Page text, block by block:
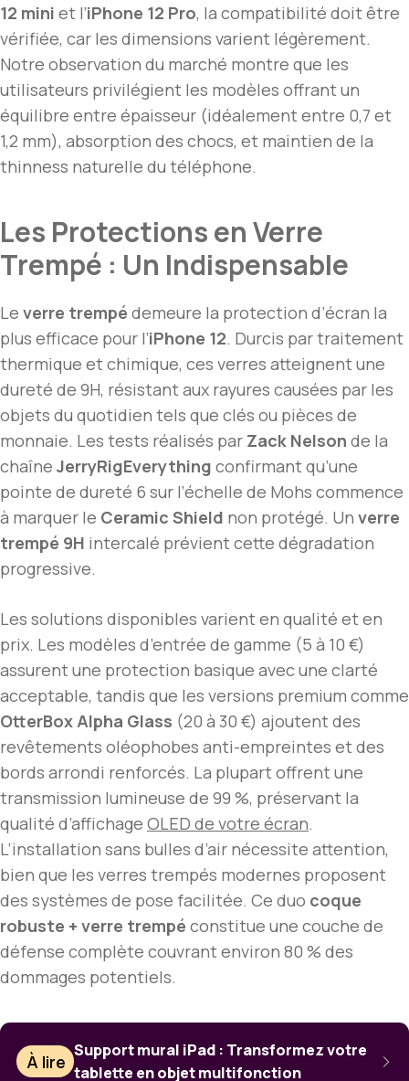
12 mini et l’iPhone 12 Pro, la compatibilité doit être
vérifiée, car les dimensions varient légèrement.
Notre observation du marché montre que les
utilisateurs privilégient les modèles offrant un
équilibre entre épaisseur (idéalement entre 0,7 et
1,2 mm), absorption des chocs, et maintien de la
thinness naturelle du téléphone.
Les Protections en Verre
Trempé : Un Indispensable
Le verre trempé demeure la protection d’écran la
plus efficace pour l’iPhone 12. Durcis par traitement
thermique et chimique, ces verres atteignent une
dureté de 9H, résistant aux rayures causées par les
objets du quotidien tels que clés ou pièces de
monnaie. Les tests réalisés par Zack Nelson de la
chaîne JerryRigEverything confirmant qu’une
pointe de dureté 6 sur l’échelle de Mohs commence
à marquer le Ceramic Shield non protégé. Un verre
trempé 9H intercalé prévient cette dégradation
progressive.
Les solutions disponibles varient en qualité et en
prix. Les modèles d’entrée de gamme (5 à 10 €)
assurent une protection basique avec une clarté
acceptable, tandis que les versions premium comme
OtterBox Alpha Glass (20 à 30 €) ajoutent des
revêtements oléophobes anti-empreintes et des
bords arrondi renforcés. La plupart offrent une
transmission lumineuse de 99 %, préservant la
qualité d’affichage OLED de votre écran.
L’installation sans bulles d’air nécessite attention,
bien que les verres trempés modernes proposent
des systèmes de pose facilitée. Ce duo coque
robuste + verre trempé constitue une couche de
défense complète couvrant environ 80 % des
dommages potentiels.
À lire
Support mural iPad : Transformez votre
tablette en objet multifonction